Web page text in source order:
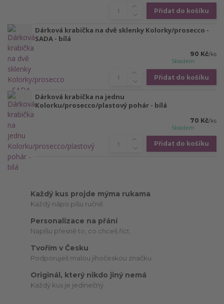
Přidat do košíku
Dárková krabička na dvě sklenky Kolorky/prosecco -
SADA - bílá
90 Kč/ks
Skladem
Přidat do košíku
Dárková krabička na jednu
Kolorku/prosecco/plastový pohár - bílá
70 Kč/ks
Skladem
Přidat do košíku
Každý kus projde mýma rukama
Každý nápis píšu ručně.
Personalizace na přání
Napíšu přesně to, co chceš říct.
Tvořím v Česku
Podporuješ malou jihočeskou značku.
Originál, který nikdo jiný nemá
Každý kus je jedinečný.